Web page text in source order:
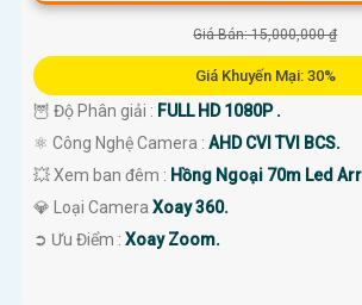
Giá Bán: 15,000,000 ₫
Giá Khuyến Mại: 30%
🦉 Độ Phân giải : FULL HD 1080P .
⚛️ Công Nghệ Camera : AHD CVI TVI BCS.
💥 Xem ban đêm : Hồng Ngoại 70m Led
💎 Loại Camera Xoay 360.
️➲ Ưu Điểm : Xoay Zoom.